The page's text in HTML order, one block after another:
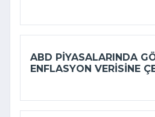
ABD PIYASALARINDA
ENFLASYON VERISINE